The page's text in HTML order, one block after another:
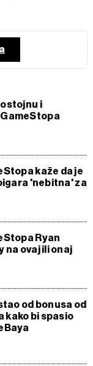
i
kaže da je
'nebitna' za
Ryan
na ovaj ili onaj
od bonusa od
kako bi spasio